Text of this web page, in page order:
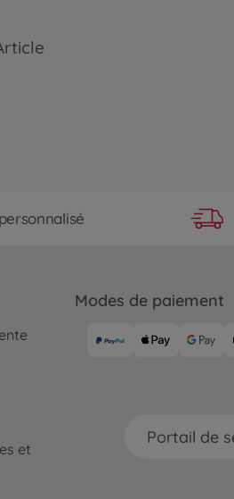
et
Modes de paiement
Portail de